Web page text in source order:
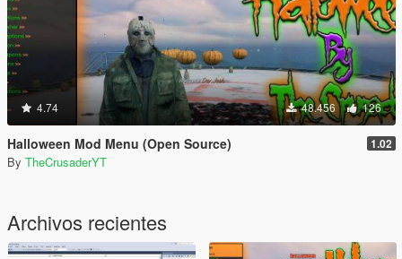
4.74 48.456 126
Halloween Mod Menu (Open Source) 1.02
By TheCrusaderYT
Archivos recientes